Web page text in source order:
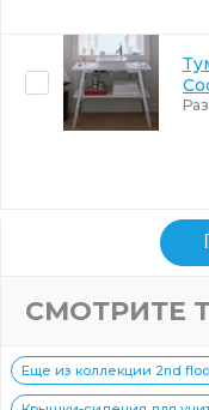
СМОТРИТЕ
Еще из коллекции 2nd